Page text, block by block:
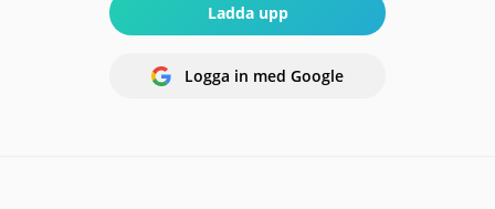
Ladda upp
Logga in med Google